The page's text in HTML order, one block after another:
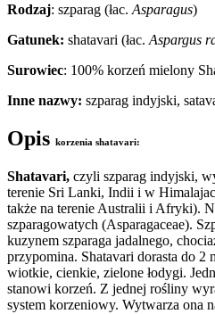
Rodzaj: szparag (łac. Asparagus)
Gatunek: shatavari (łac. Aspargus
Surowiec: 100% korzeń mielony
Inne nazwy: szparag indyjski,
Opis korzenia shatavari:
Shatavari, czyli szparag indyjski,
terenie Sri Lanki, Indii i w
także na terenie Australii i Afryki).
szparagowatych (Asparagaceae).
kuzynem szparaga jadalnego,
przypomina. Shatavari dorasta do
wiotkie, cienkie, zielone łodygi.
stanowi korzeń. Z jednej rośliny
system korzeniowy. Wytwarza ona